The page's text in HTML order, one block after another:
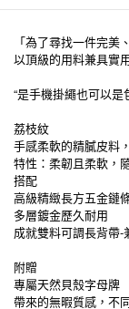
「為了尋找一件完美
以頂級的用料兼具實
“是手機掛繩也可以是
荔枝紋
手感柔軟的精膩皮料
特性：柔韌且柔軟，
搭配
高級精緻長方五金鏈
多層鍍金歷久耐用
成就雙料可調長背帶-
附贈
專屬天然貝殼字母牌
帶來的無暇質感，不